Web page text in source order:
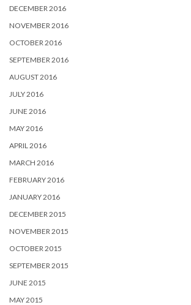
DECEMBER 2016
NOVEMBER 2016
OCTOBER 2016
SEPTEMBER 2016
AUGUST 2016
JULY 2016
JUNE 2016
MAY 2016
APRIL 2016
MARCH 2016
FEBRUARY 2016
JANUARY 2016
DECEMBER 2015
NOVEMBER 2015
OCTOBER 2015
SEPTEMBER 2015
JUNE 2015
MAY 2015